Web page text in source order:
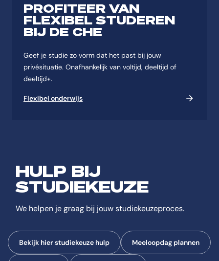
PROFITEER VAN
FLEXIBEL STUDEREN
BIJ DE CHE
Geef je studie zo vorm dat het past bij jouw
privésituatie. Onafhankelijk van voltijd, deeltijd of
deeltijd+.
Flexibel onderwijs
HULP BIJ
STUDIEKEUZE
We helpen je graag bij jouw studiekeuzeproces.
Bekijk hier studiekeuze hulp Meeloopdag plannen